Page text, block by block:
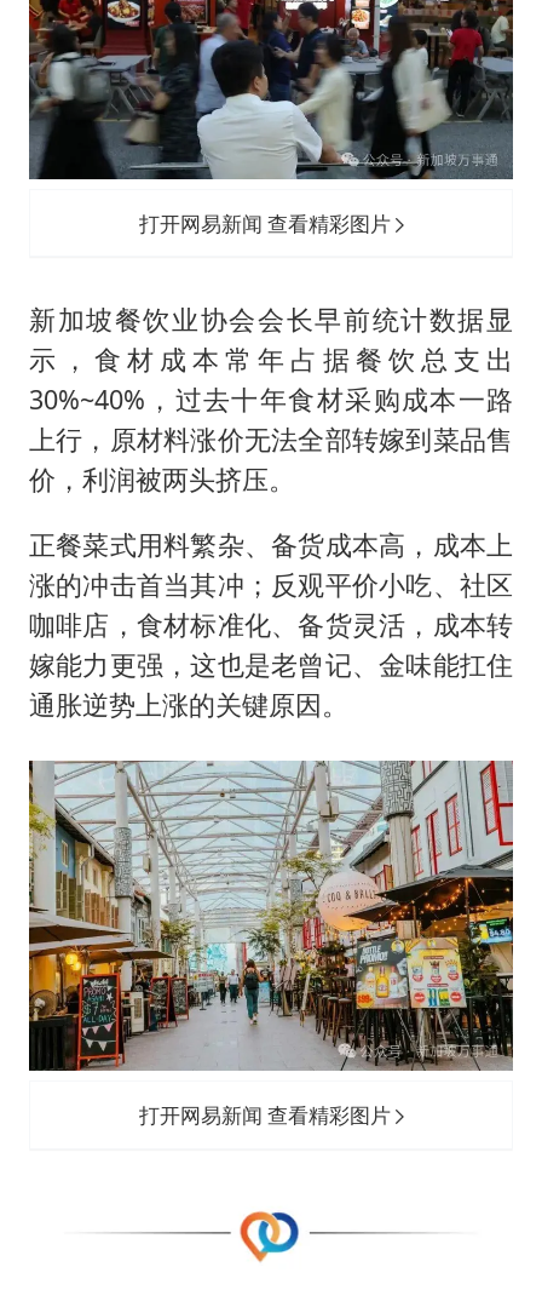
打开网易新闻 查看精彩图片
新加坡餐饮业协会会长早前统计数据显
示，食材成本常年占据餐饮总支出
30%~40%，过去十年食材采购成本一路
上行，原材料涨价无法全部转嫁到菜品售
价，利润被两头挤压。
正餐菜式用料繁杂、备货成本高，成本上
涨的冲击首当其冲；反观平价小吃、社区
咖啡店，食材标准化、备货灵活，成本转
嫁能力更强，这也是老曾记、金味能扛住
通胀逆势上涨的关键原因。
打开网易新闻 查看精彩图片